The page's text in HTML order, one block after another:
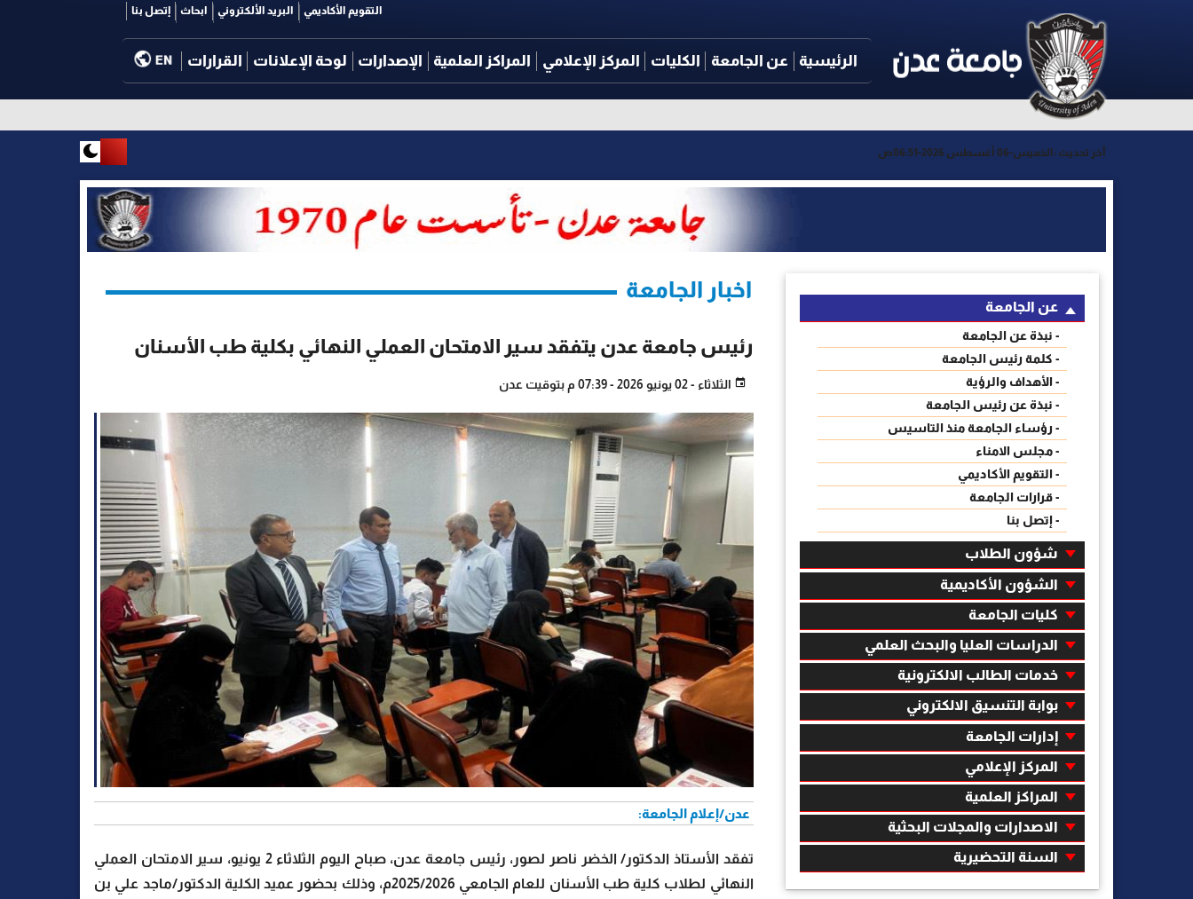
التقويم الأكاديمي البريد الألكتروني ابحاث إتصل بنا
الرئيسية عن الجامعة الكليات المركز الإعلامي المراكز العلمية الإصدارات لوحة الإعلانات القرارات EN
آخر تحديث : الخميس-06 أغسطس 2026-06:51ص
اخبار الجامعة
رئيس جامعة عدن يتفقد سير الامتحان العملي النهائي بكلية طب الأسنان
الثلاثاء - 02 يونيو 2026 - 07:39 م بتوقيت عدن
عدن/إعلام الجامعة:
تفقد الأستاذ الدكتور/ الخضر ناصر لصور، رئيس جامعة عدن، صباح اليوم الثلاثاء 2 يونيو، سير الامتحان العملي
النهائي لطلاب كلية طب الأسنان للعام الجامعي 2025/2026م، وذلك بحضور عميد الكلية الدكتور/ماجد علي بن
عن الجامعة
- نبذة عن الجامعة
- كلمة رئيس الجامعة
- الأهداف والرؤية
- نبذة عن رئيس الجامعة
- رؤساء الجامعة منذ التاسيس
- مجلس الامناء
- التقويم الأكاديمي
- قرارات الجامعة
- إتصل بنا
شؤون الطلاب
الشؤون الأكاديمية
كليات الجامعة
الدراسات العليا والبحث العلمي
خدمات الطالب الالكترونية
بوابة التنسيق الالكتروني
إدارات الجامعة
المركز الإعلامي
المراكز العلمية
الاصدارات والمجلات البحثية
السنة التحضيرية